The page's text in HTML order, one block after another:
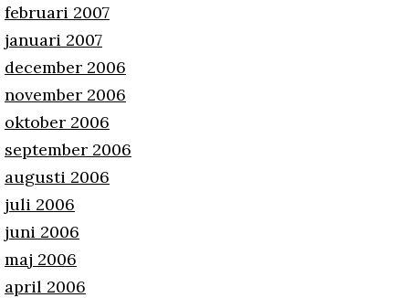
februari 2007
januari 2007
december 2006
november 2006
oktober 2006
september 2006
augusti 2006
juli 2006
juni 2006
maj 2006
april 2006